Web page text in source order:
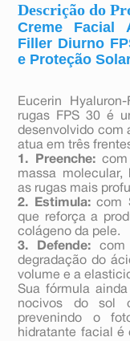
Descrição do
Creme Facial
Filler Diurno
e Proteção
Eucerin
rugas FPS 30 é
desenvolvido com
atua em três
1. Preenche:com
massa molecular,
as rugas mais
2. Estimula:com
que reforça a
colágeno da pele.
3. Defende: com
degradação do
volume e a
Sua fórmula
nocivos do sol
prevenindo o
hidratante facial é